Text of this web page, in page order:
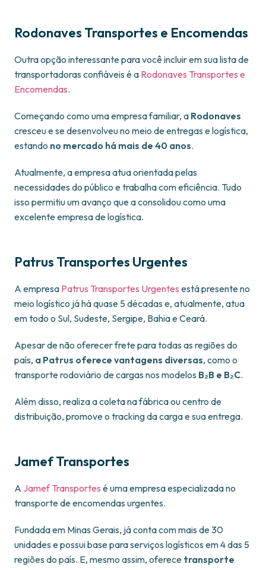
Rodonaves Transportes e Encomendas
Outra opção interessante para você incluir em sua lista de
transportadoras confiáveis é a Rodonaves Transportes e
Encomendas.
Começando como uma empresa familiar, a Rodonaves
cresceu e se desenvolveu no meio de entregas e logística,
estando no mercado há mais de 40 anos.
Atualmente, a empresa atua orientada pelas
necessidades do público e trabalha com eficiência. Tudo
isso permitiu um avanço que a consolidou como uma
excelente empresa de logística.
Patrus Transportes Urgentes
A empresa Patrus Transportes Urgentes está presente no
meio logístico já há quase 5 décadas e, atualmente, atua
em todo o Sul, Sudeste, Sergipe, Bahia e Ceará.
Apesar de não oferecer frete para todas as regiões do
país, a Patrus oferece vantagens diversas, como o
transporte rodoviário de cargas nos modelos B₂B e B₂C.
Além disso, realiza a coleta na fábrica ou centro de
distribuição, promove o tracking da carga e sua entrega.
Jamef Transportes
A Jamef Transportes é uma empresa especializada no
transporte de encomendas urgentes.
Fundada em Minas Gerais, já conta com mais de 30
unidades e possui base para serviços logísticos em 4 das 5
regiões do país. E, mesmo assim, oferece transporte